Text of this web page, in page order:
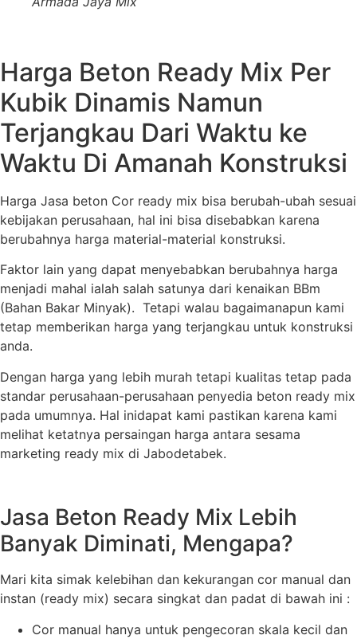
Harga Beton Ready Mix Per
Kubik Dinamis Namun
Terjangkau Dari Waktu ke
Waktu Di Amanah Konstruksi
Harga Jasa beton Cor ready mix bisa berubah-ubah sesuai
kebijakan perusahaan, hal ini bisa disebabkan karena
berubahnya harga material-material konstruksi.
Faktor lain yang dapat menyebabkan berubahnya harga
menjadi mahal ialah salah satunya dari kenaikan BBm
(Bahan Bakar Minyak). Tetapi walau bagaimanapun kami
tetap memberikan harga yang terjangkau untuk konstruksi
anda.
Dengan harga yang lebih murah tetapi kualitas tetap pada
standar perusahaan-perusahaan penyedia beton ready mix
pada umumnya. Hal inidapat kami pastikan karena kami
melihat ketatnya persaingan harga antara sesama
marketing ready mix di Jabodetabek.
Jasa Beton Ready Mix Lebih
Banyak Diminati, Mengapa?
Mari kita simak kelebihan dan kekurangan cor manual dan
instan (ready mix) secara singkat dan padat di bawah ini :
Cor manual hanya untuk pengecoran skala kecil dan